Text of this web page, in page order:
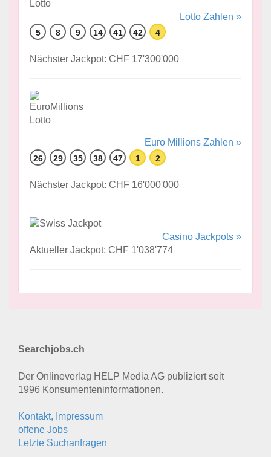
Lotto Zahlen »
5 8 9 14 41 42 4
Nächster Jackpot: CHF 17'300'000
Euro Millions Zahlen »
26 29 35 38 47 1 2
Nächster Jackpot: CHF 16'000'000
Casino Jackpots »
Aktueller Jackpot: CHF 1'038'774
Searchjobs.ch
Der Onlineverlag HELP Media AG publiziert seit
1996 Konsumenten­informationen.
Kontakt, Impressum
offene Jobs
Letzte Suchanfragen